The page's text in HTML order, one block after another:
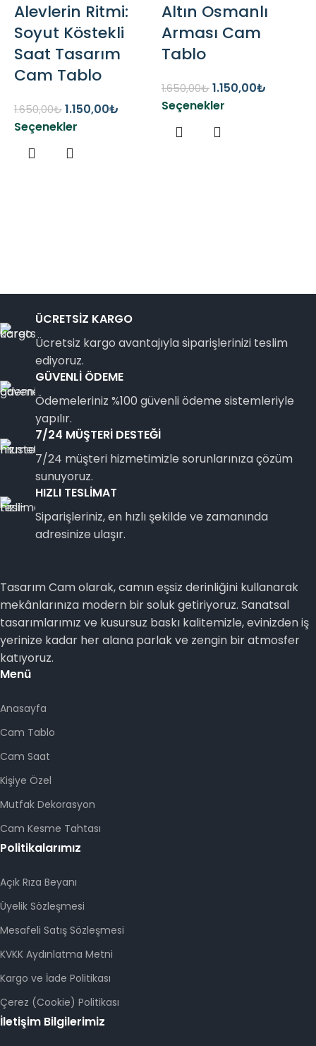
Alevlerin Ritmi:
Soyut Köstekli
Saat Tasarım
Cam Tablo
1.650,00₺ 1.150,00₺
Seçenekler
Altın Osmanlı
Arması Cam
Tablo
1.650,00₺ 1.150,00₺
Seçenekler
ÜCRETSİZ KARGO
Ücretsiz kargo avantajıyla siparişlerinizi teslim
ediyoruz.
GÜVENLİ ÖDEME
Ödemeleriniz %100 güvenli ödeme sistemleriyle
yapılır.
7/24 MÜŞTERİ DESTEĞİ
7/24 müşteri hizmetimizle sorunlarınıza çözüm
sunuyoruz.
HIZLI TESLİMAT
Siparişleriniz, en hızlı şekilde ve zamanında
adresinize ulaşır.
Tasarım Cam olarak, camın eşsiz derinliğini kullanarak
mekânlarınıza modern bir soluk getiriyoruz. Sanatsal
tasarımlarımız ve kusursuz baskı kalitemizle, evinizden iş
yerinize kadar her alana parlak ve zengin bir atmosfer
katıyoruz.
Menü
Anasayfa
Cam Tablo
Cam Saat
Kişiye Özel
Mutfak Dekorasyon
Cam Kesme Tahtası
Politikalarımız
Açık Rıza Beyanı
Üyelik Sözleşmesi
Mesafeli Satış Sözleşmesi
KVKK Aydınlatma Metni
Kargo ve İade Politikası
Çerez (Cookie) Politikası
İletişim Bilgilerimiz